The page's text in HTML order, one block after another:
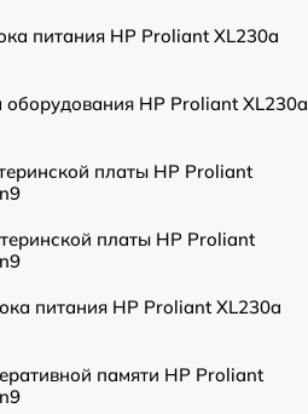
питания HP Proliant XL230a
оборудования HP Proliant XL230a
платы HP Proliant
платы HP Proliant
питания HP Proliant XL230a
памяти HP Proliant